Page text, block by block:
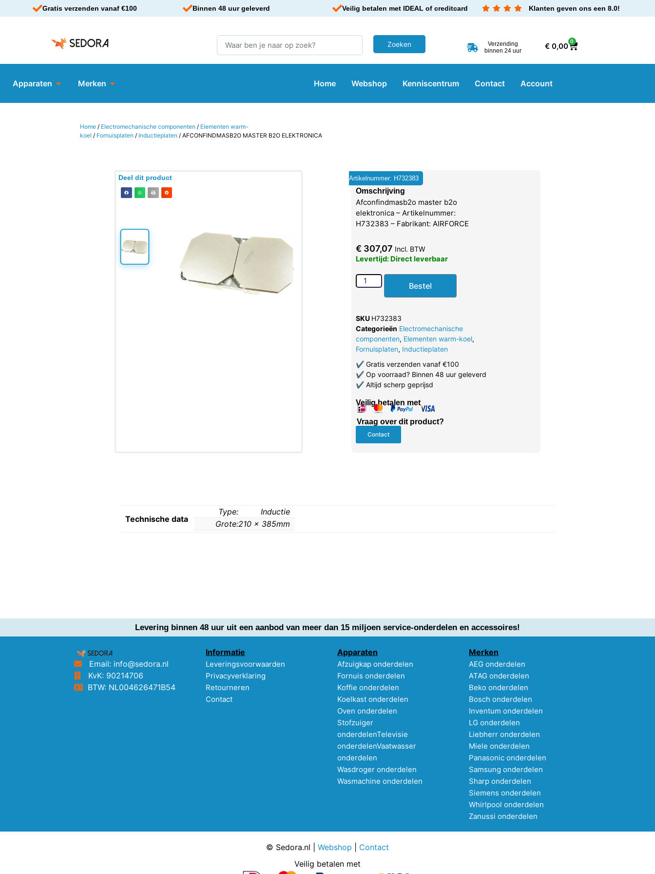
Gratis verzenden vanaf €100 Binnen 48 uur geleverd Veilig betalen met IDEAL of creditcard Klanten geven ons een 8.0!
Verzending
binnen 24 uur
€0,00
0
Apparaten Merken Home Webshop Kenniscentrum Contact Account
Home / Electromechanische componenten / Elementen warm-
koel / Fornuisplaten / Inductieplaten / AFCONFINDMASB2O MASTER B2O ELEKTRONICA
Deel dit product Artikelnummer: H732383
Omschrijving
Afconfindmasb2o master b2o
elektronica – Artikelnummer:
H732383 – Fabrikant: AIRFORCE
€ 307,07 Incl. BTW
Levertijd: Direct leverbaar
Bestel
SKU H732383
Categorieën Electromechanische
componenten, Elementen warm-koel,
Fornuisplaten, Inductieplaten
✔Gratis verzenden vanaf €100
✔Op voorraad? Binnen 48 uur geleverd
✔Altijd scherp geprijsd
Veilig betalen met
Vraag over dit product?
Contact
Technische data
Type:
Inductie
Grote:210 x 385mm
Levering binnen 48 uur uit een aanbod van meer dan 15 miljoen service-onderdelen en accessoires!
Email: info@sedora.nl
KvK: 90214706
BTW: NL004626471B54
Informatie
Leveringsvoorwaarden
Privacyverklaring
Retourneren
Contact
Apparaten
Afzuigkap onderdelen
Fornuis onderdelen
Koffie onderdelen
Koelkast onderdelen
Oven onderdelen
Stofzuiger
onderdelenTelevisie
onderdelenVaatwasser
onderdelen
Wasdroger onderdelen
Wasmachine onderdelen
Merken
AEG onderdelen
ATAG onderdelen
Beko onderdelen
Bosch onderdelen
Inventum onderdelen
LG onderdelen
Liebherr onderdelen
Miele onderdelen
Panasonic onderdelen
Samsung onderdelen
Sharp onderdelen
Siemens onderdelen
Whirlpool onderdelen
Zanussi onderdelen
© Sedora.nl | Webshop
Contact
Veilig betalen met